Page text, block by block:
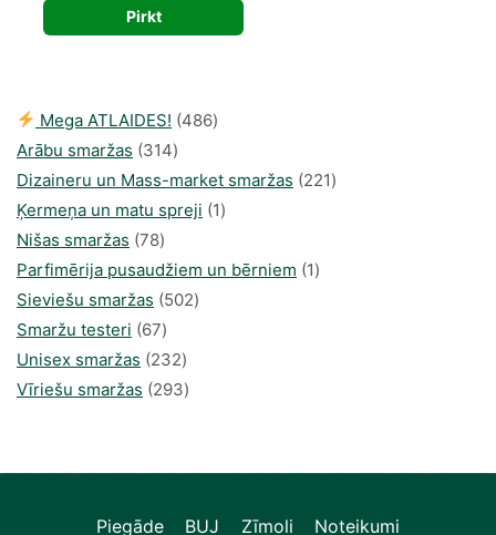
was:
is:
Pirkt
Mega ATLAIDES! 486486
Arābu smaržas 314314
produkti
Dizaineru un Mass-market smaržas 221221
Ķermeņa un matu spreji 11
Nišas smaržas 7878
produkts
Parfimērija pusaudžiem un bērniem 11
Sieviešu smaržas 502502
Smaržu testeri 6767
produkts
Unisex smaržas 232232
produkts
Vīriešu smaržas 293293
Piegāde BUJ Zīmoli Noteikumi